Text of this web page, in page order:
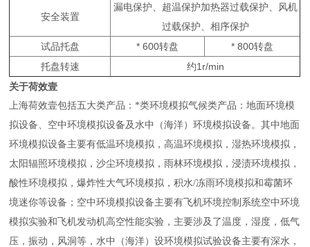
安全装置
漏电保护、超温保护加热器过载保护、风机
过载保护、相序保护
试品托盘
* 600转盘
* 800转盘
托盘转速
约1r/min
关于荷效壹
上海荷效壹包括五大类产品：*类环境模拟气候类产品：地面环境模
拟设备、空中环境模拟设备及水中（海洋）环境模拟设备。其中地面
环境模拟设备主要有低温环境模拟，高温环境模拟，湿热环境模拟，
太阳辐照环境模拟，沙尘环境模拟，雨林环境模拟 ，浸渍环境模拟，
酸性环境模拟，爆炸性大气环境模拟，积水/冻雨环境模拟和霉菌环
境迷你等设备；空中环境模拟设备主要有飞机环境控制系统空中环境
模拟实验和飞机发动机高空性能实验，主要涉及了温度，湿度，低气
压，振动，风洞等，水中（海洋）设环境模拟试验设备主要有深水，